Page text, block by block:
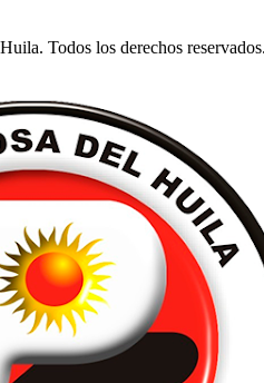
Todos los derechos